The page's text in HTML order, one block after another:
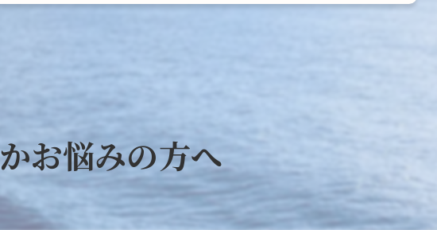
離婚
お悩みの方へ